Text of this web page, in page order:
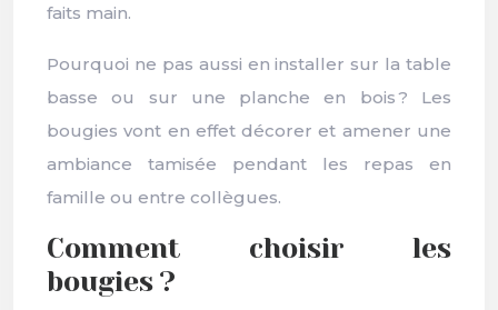
faits main.
Pourquoi ne pas aussi en installer sur la table
basse ou sur une planche en bois ? Les
bougies vont en effet décorer et amener une
ambiance tamisée pendant les repas en
famille ou entre collègues.
Comment choisir les
bougies ?